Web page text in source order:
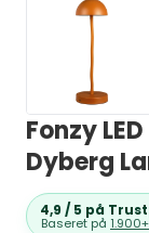
Fonzy
Dyberg
4,9 / 5 på
Baseret på